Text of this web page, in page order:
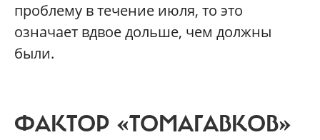
проблему в течение июля, то это
означает вдвое дольше, чем должны
были.
ФАКТОР «ТОМАГАВКОВ»